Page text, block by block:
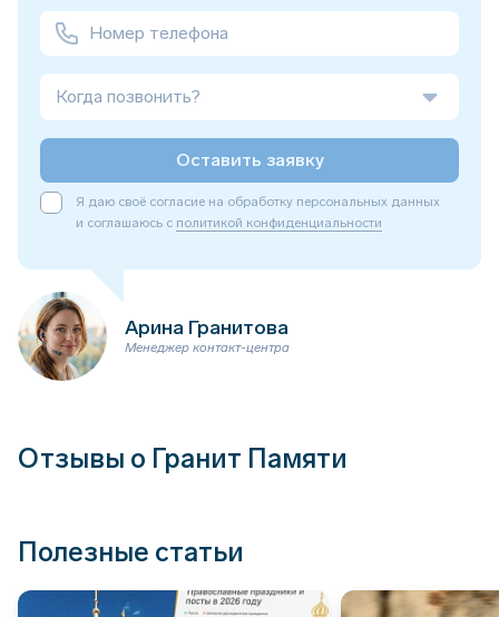
Когда позвонить?
Оставить заявку
Я даю своё согласие на обработку персональных данных
и соглашаюсь с политикой конфиденциальности
Арина Гранитова
Менеджер контакт-центра
Отзывы о Гранит Памяти
Полезные статьи